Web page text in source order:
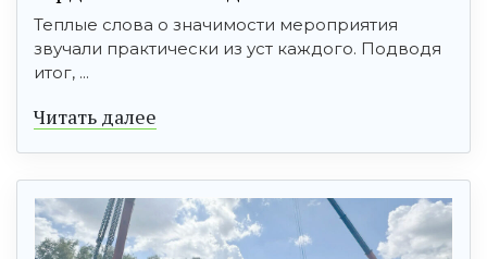
Теплые слова о значимости мероприятия
звучали практически из уст каждого. Подводя
итог, ...
Читать далее